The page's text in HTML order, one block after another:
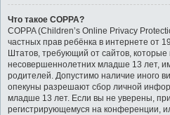
Что такое COPPA?
COPPA (Children’s Online Privacy
частных прав ребёнка в интернете от
Штатов, требующий от сайтов,
несовершеннолетних младше 13 лет,
родителей. Допустимо наличие иного
опекуны разрешают сбор личной
младше 13 лет. Если вы не уверены,
регистрирующемуся на конференции,